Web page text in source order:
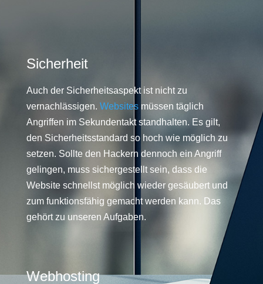
Sicherheit
Auch der Sicherheitsaspekt ist nicht zu
vernachlässigen. Websitesmüssen täglich
Angriffen im Sekundentakt standhalten. Es gilt,
den Sicherheitsstandard so hoch wie möglich zu
setzen. Sollte den Hackern dennoch ein Angriff
gelingen, muss sichergestellt sein, dass die
Website schnellst möglich wieder gesäubert und
zum funktionsfähig gemacht werden kann. Das
gehört zu unseren Aufgaben.
Webhosting